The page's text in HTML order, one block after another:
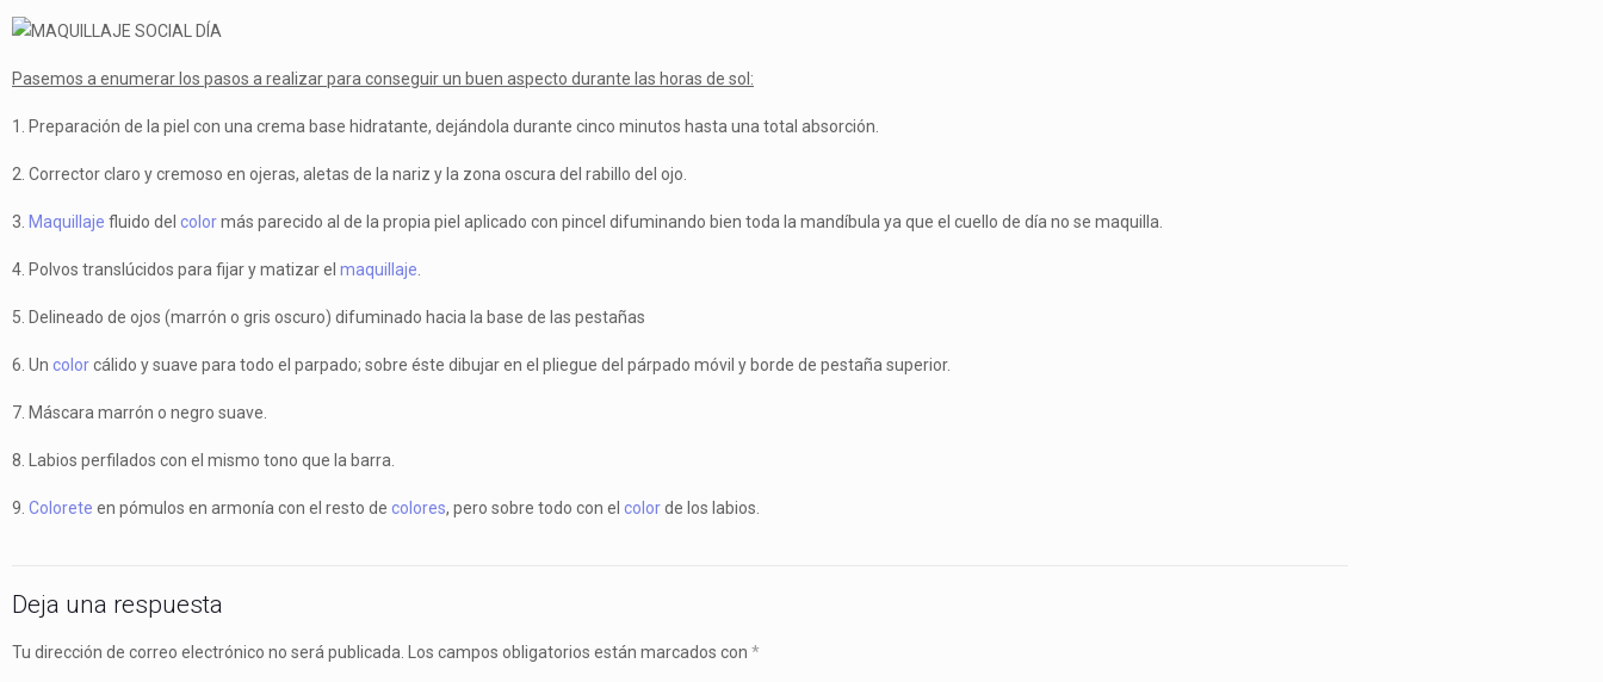
Pasemos a enumerar los pasos a realizar para conseguir un buen aspecto durante las horas de sol:
1. Preparación de la piel con una crema base hidratante, dejándola durante cinco minutos hasta una total absorción.
2. Corrector claro y cremoso en ojeras, aletas de la nariz y la zona oscura del rabillo del ojo.
3. Maquillaje fluido del colormás parecido al de la propia piel aplicado con pincel difuminando bien toda la mandíbula ya que el cuello de día no se maquilla.
4. Polvos translúcidos para fijar y matizar el maquillaje
5. Delineado de ojos (marrón o gris oscuro) difuminado hacia la base de las pestañas
6. Un colorcálido y suave para todo el parpado; sobre éste dibujar en el pliegue del párpado móvil y borde de pestaña superior.
7. Máscara marrón o negro suave.
8. Labios perfilados con el mismo tono que la barra.
9. Colorete en pómulos en armonía con el resto de colores, pero sobre todo con el colorde los labios.
Deja una respuesta
Tu dirección de correo electrónico no será publicada. Los campos obligatorios están marcados con *